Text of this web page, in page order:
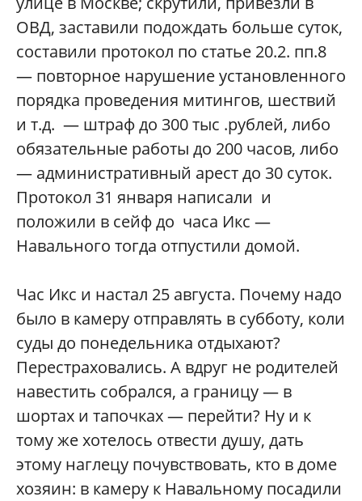
ОВД, заставили подождать больше суток,
составили протокол по статье 20.2. пп.8
— повторное нарушение установленного
порядка проведения митингов, шествий
и т.д. — штраф до 300 тыс .рублей, либо
обязательные работы до 200 часов, либо
— административный арест до 30 суток.
Протокол 31 января написали и
положили в сейф до часа Икс —
Навального тогда отпустили домой.
Час Икс и настал 25 августа. Почему надо
было в камеру отправлять в субботу, коли
суды до понедельника отдыхают?
Перестраховались. А вдруг не родителей
навестить собрался, а границу — в
шортах и тапочках — перейти? Ну и к
тому же хотелось отвести душу, дать
этому наглецу почувствовать, кто в доме
хозяин: в камеру к Навальному посадили